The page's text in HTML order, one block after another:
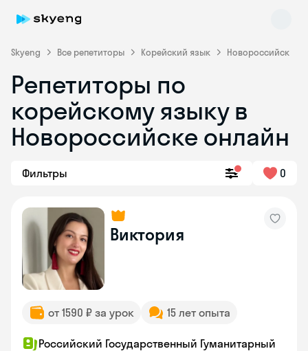
Skyeng Все репетиторы Корейский язык Новороссийск
Репетиторы по
корейскому языку в
Новороссийске онлайн
Фильтры 0
Виктория
от 1590 ₽ за урок 15 лет опыта
Российский Государственный Гуманитарный
Skyeng Chat